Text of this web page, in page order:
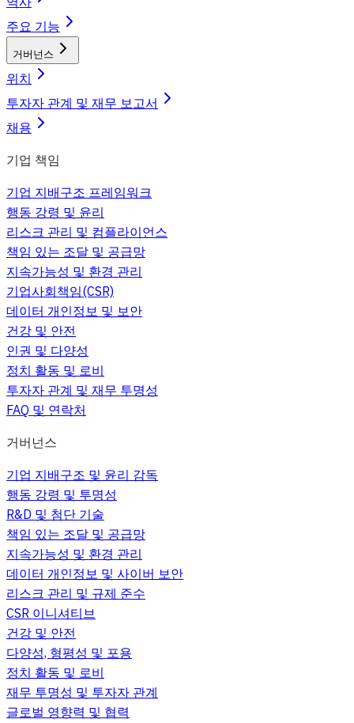
주요 기능
거버넌스
위치
투자자 관계 및 재무 보고서
채용
기업 책임
기업 지배구조 프레임워크
행동 강령 및 윤리
리스크 관리 및 컴플라이언스
책임 있는 조달 및 공급망
지속가능성 및 환경 관리
기업사회책임(CSR)
데이터 개인정보 및 보안
건강 및 안전
인권 및 다양성
정치 활동 및 로비
투자자 관계 및 재무 투명성
FAQ 및 연락처
거버넌스
기업 지배구조 및 윤리 감독
행동 강령 및 투명성
R&D 및 첨단 기술
책임 있는 조달 및 공급망
지속가능성 및 환경 관리
데이터 개인정보 및 사이버 보안
리스크 관리 및 규제 준수
CSR 이니셔티브
건강 및 안전
다양성, 형평성 및 포용
정치 활동 및 로비
재무 투명성 및 투자자 관계
글로벌 영향력 및 협력